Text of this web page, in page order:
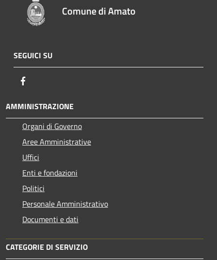
Comune di Amato
SEGUICI SU
AMMINISTRAZIONE
Organi di Governo
Aree Amministrative
Uffici
Enti e fondazioni
Politici
Personale Amministrativo
Documenti e dati
CATEGORIE DI SERVIZIO